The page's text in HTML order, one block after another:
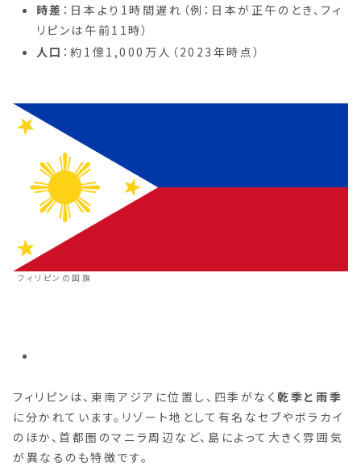
時差 ：日本より1時間遅れ（例：日本が正午のとき、フィ
リピンは午前11時）
人口 ：約1億1,000万人（2023年時点）
フィリピンの国旗
フィリピンは、東南アジアに位置し、四季がなく乾季と雨季
に分かれています。リゾート地として有名なセブやボラカイ
のほか、首都圏のマニラ周辺など、島によって大きく雰囲気
が異なるのも特徴です。